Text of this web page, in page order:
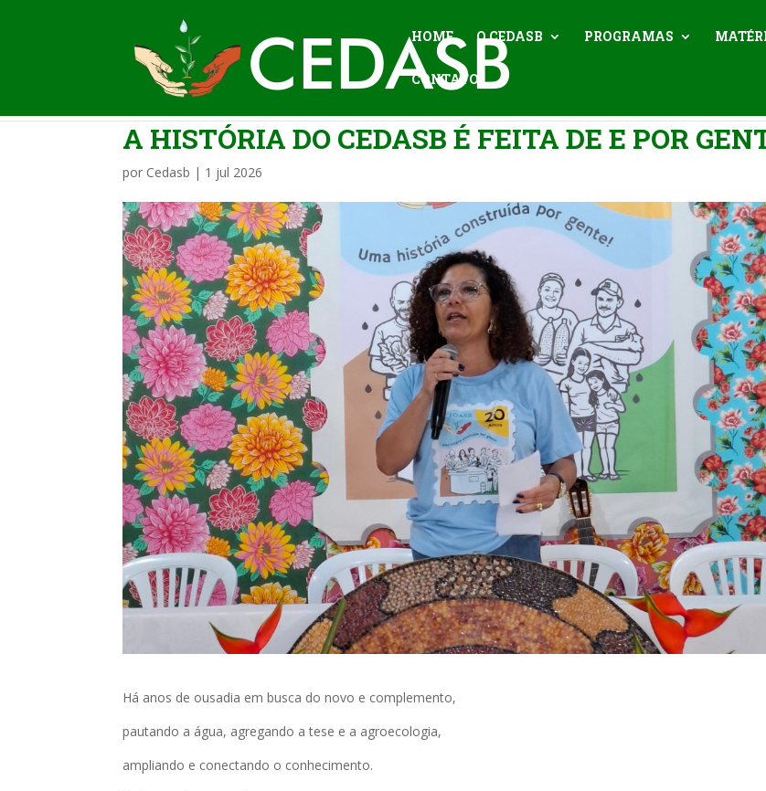
HOME O CEDASB PROGRAMAS
CONTATO
A HISTÓRIA DO CEDASB É FEITA DE E POR
por Cedasb | 1 jul 2026
Há anos de ousadia em busca do novo e complemento,
pautando a água, agregando a tese e a agroecologia,
ampliando e conectando o conhecimento.